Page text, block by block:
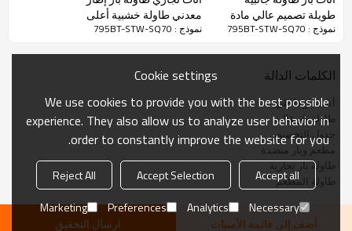
●
مع أربعة كراسي
●منتج يدوي ، تصميم فريد يجعل مكانك أكثر جوًا
تخصيص
اسم المنتج طاوله الحانة
رقم الشيء 795BT-STW-SQ70
W70 * D70 * H105
التعبئة
التراص
طويلة تصميم عالي مادة
الألومنيوم طاولة بار طراز
نموذج : 795BT-STW-SQ70
معدني طاولة خشبية أعلى
مربع وطاولة مستديرة
نموذج : 795BT-STW-SQ70
الكلمات الدالة
أثاث بار داخلي
طاولة بار عالية
جدول التخصيص
مطعم وبار منضدة
طاولة بار تجارية
طاولة المطعم
أضف إلى قائمة الأمنيات ارسال التحقيق
Cookie settings
We use cookies to provide you with the best possible
experience. They also allow us to analyze user behavior in
order to constantly improve the website for you.
Accept all
Accept Selection
Reject All
Necessary
Analytics
Preferences
Marketing